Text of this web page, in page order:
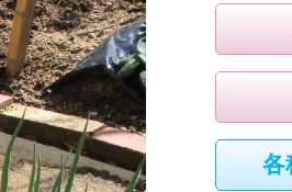
各